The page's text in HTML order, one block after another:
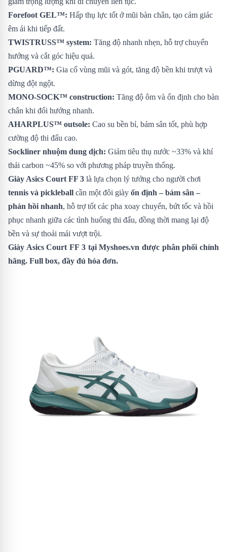
Forefoot GEL™: Hấp thụ lực tốt ở mũi bàn chân, tạo cảm giác
êm ái khi tiếp đất.
TWISTRUSS™ system: Tăng độ nhanh nhẹn, hỗ trợ chuyển
hướng và cắt góc hiệu quả.
PGUARD™: Gia cố vùng mũi và gót, tăng độ bền khi trượt và
dừng đột ngột.
MONO-SOCK™ construction: Tăng độ ôm và ổn định cho bàn
chân khi đổi hướng nhanh.
AHARPLUS™ outsole: Cao su bền bỉ, bám sân tốt, phù hợp
cường độ thi đấu cao.
Sockliner nhuộm dung dịch: Giảm tiêu thụ nước ~33% và khí
thải carbon ~45% so với phương pháp truyền thống.
Giày Asics Court FF 3 là lựa chọn lý tưởng cho người chơi
tennis và pickleball cần một đôi giày ổn định – bám sân –
phản hồi nhanh, hỗ trợ tốt các pha xoay chuyển, bứt tốc và hồi
phục nhanh giữa các tình huống thi đấu, đồng thời mang lại độ
bền và sự thoải mái vượt trội.
Giày Asics Court FF 3tại Myshoes.vn được phân phối chính
hãng. Full box, đầy đủ hóa đơn.